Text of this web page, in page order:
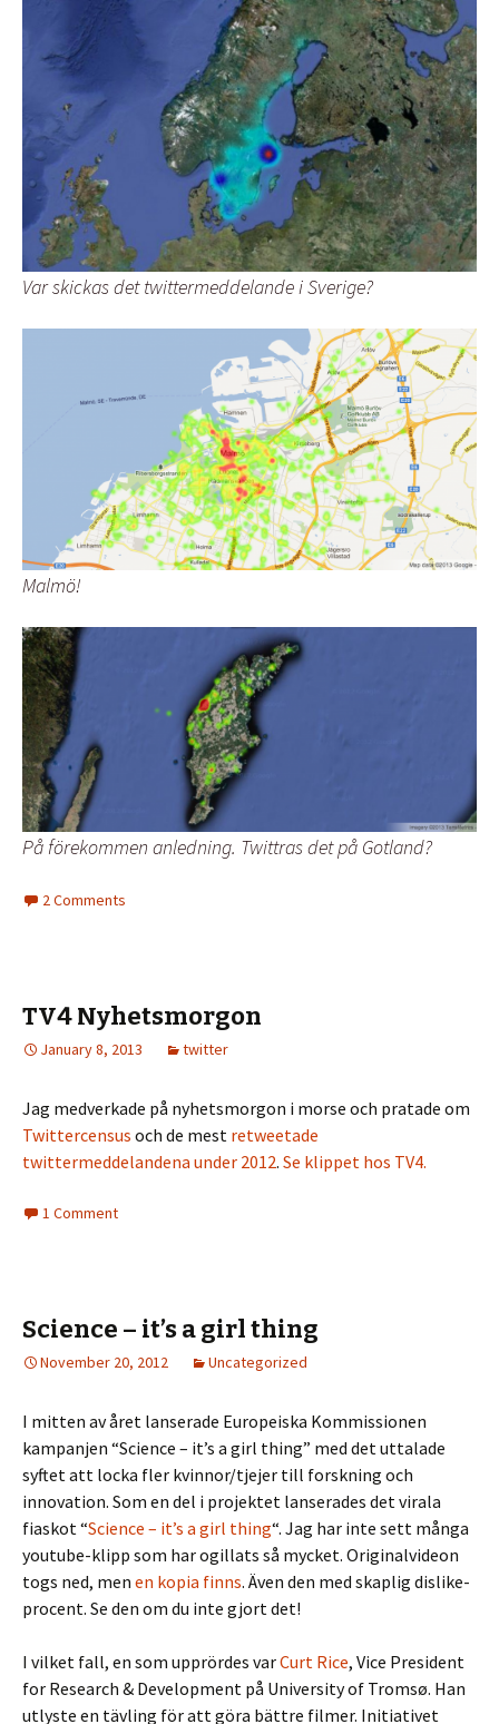
Var skickas det twittermeddelande i Sverige?
Malmö!
På förekommen anledning. Twittras det på Gotland?
2 Comments
TV4 Nyhetsmorgon
January 8, 2013 twitter
Jag medverkade på nyhetsmorgon i morse och pratade om
Twittercensus och de mest retweetade
twittermeddelandena under 2012. Se klippet hos TV4.
1 Comment
Science – it’s a girl thing
November 20, 2012 Uncategorized
I mitten av året lanserade Europeiska Kommissionen
kampanjen “Science – it’s a girl thing” med det uttalade
syftet att locka fler kvinnor/tjejer till forskning och
innovation. Som en del i projektet lanserades det virala
fiaskot “Science – it’s a girl thing“. Jag har inte sett många
youtube-klipp som har ogillats så mycket. Originalvideon
togs ned, men en kopia finns. Även den med skaplig dislike-
procent. Se den om du inte gjort det!
I vilket fall, en som upprördes varCurt Rice, Vice President
for Research & Development på University of Tromsø. Han
utlyste en tävling för att göra bättre filmer. Initiativet